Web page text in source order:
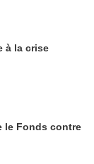
à la crise
le Fonds contre